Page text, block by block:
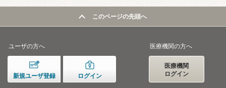
このページの先頭へ
ユーザの方へ
新規ユーザ登録 ログイン
医療機関の方へ
医療機関
ログイン